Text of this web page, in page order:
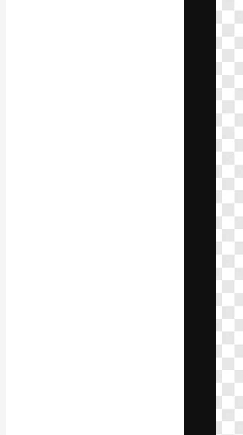
Icons
3D-